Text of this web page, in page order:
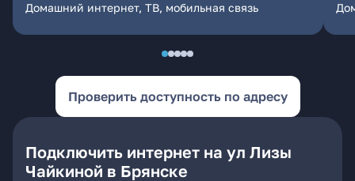
Домашний интернет, ТВ, мобильная связь
Проверить доступность по адресу
Подключить интернет на ул Лизы
Чайкиной в Брянске